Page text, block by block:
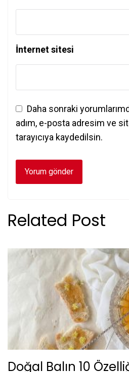
İnternet sitesi
Daha sonraki
adım, e-posta adresim ve
tarayıcıya kaydedilsin.
Related Post
Doğal Balın 10